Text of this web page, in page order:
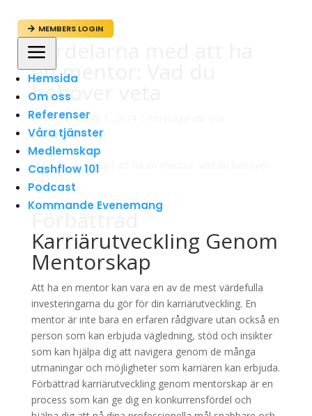
 MEMBERS LOGIN
a
Hemsida
Om oss
Referenser
Våra tjänster
Medlemskap
Cashflow 101
Podcast
Kommande Evenemang
Fördelarna med att ha
en mentor: Vad du
behöver veta
avadmin|aug 1, 2024
Entreprenörskap
Karriärutveckling Genom
Mentorskap
Att ha en mentor kan vara en av de mest värdefulla
investeringarna du gör för din karriärutveckling. En
mentor är inte bara en erfaren rådgivare utan också en
person som kan erbjuda vägledning, stöd och insikter
som kan hjälpa dig att navigera genom de många
utmaningar och möjligheter som karriären kan erbjuda.
Förbättrad karriärutveckling genom mentorskap är en
process som kan ge dig en konkurrensfördel och